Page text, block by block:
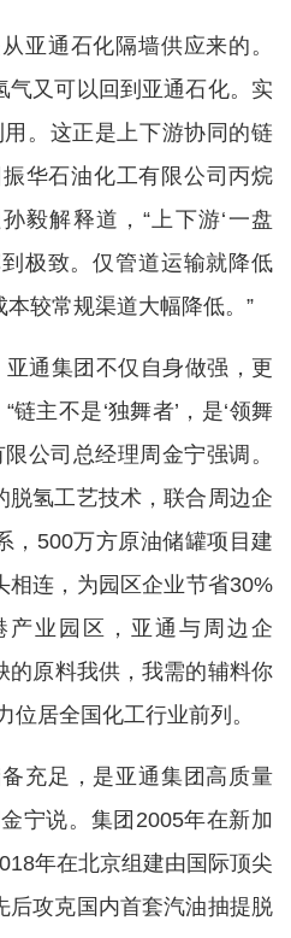
亚通石化隔墙供应来的。
气又可以回到亚通石化。实
。这正是上下游协同的链
华石油化工有限公司丙烷
毅解释道，“上下游‘一盘
极致。仅管道运输就降低
较常规渠道大幅降低。”
亚通集团不仅自身做强，更
链主不是‘独舞者’，是‘领舞
公司总经理周金宁强调。
脱氢工艺技术，联合周边企
，500万方原油储罐项目建
相连，为园区企业节省30%
产业园区，亚通与周边企
的原料我供，我需的辅料你
位居全国化工行业前列。
充足，是亚通集团高质量
宁说。集团2005年在新加
年在北京组建由国际顶尖
后攻克国内首套汽油抽提脱